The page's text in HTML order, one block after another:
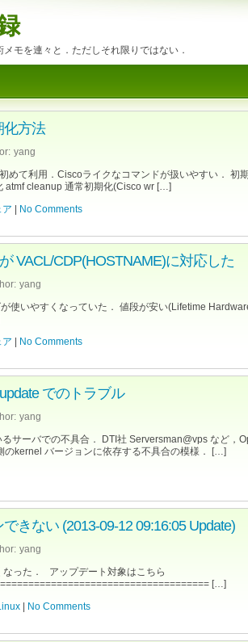
モを連々と．ただしそれ限りではない．
化方法
yang
めて利用．Ciscoライクなコマンドが扱いやすい． 初
atmf cleanup 通常初期化(Cisco wr […]
ア No Comments
VACL/CDP(HOSTNAME)に対応した
yang
使いやすくなっていた． 値段が安い(Lifetime
ア No Comments
でのトラブル
yang
サーバでの不具合． DTI社 Serversman@vps など，
のkernel バージョンに依存する不具合の模様． […]
きない (2013-09-12 09:16:05 Update)
yang
った． アップデート対象はこちら
[…]
No Comments